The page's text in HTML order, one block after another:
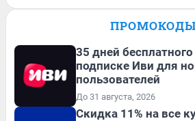
ПРОМОКОДЫ
35 дней
подписке Иви для
пользователей
До 31 августа, 2026
Скидка 11% на все